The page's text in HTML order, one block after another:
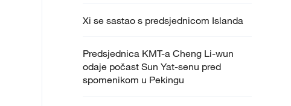
Xi se sastao s predsjednicom Islanda
Predsjednica KMT-a Cheng Li-wun
odaje počast Sun Yat-senu pred
spomenikom u Pekingu